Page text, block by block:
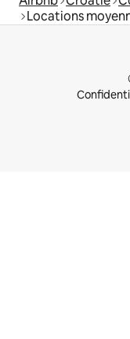
Locations